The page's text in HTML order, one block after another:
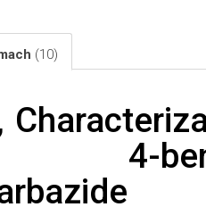
(10)
1-